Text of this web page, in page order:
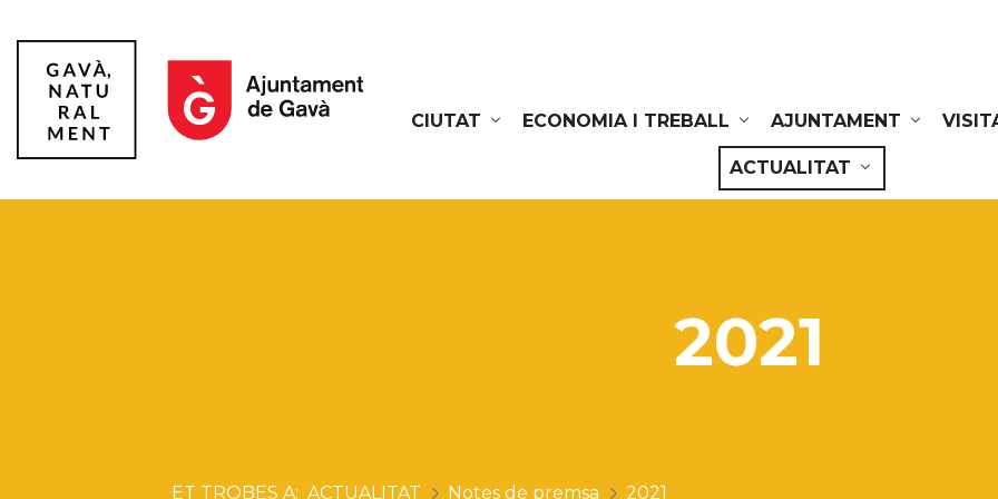
CIUTAT
ECONOMIA I TREBALL AJUNTAMENT
ACTUALITAT
2021
ACTUALITAT Notes de premsa 2021